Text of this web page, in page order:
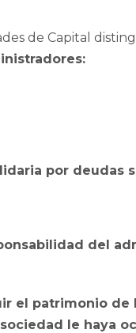
de Capital
por deudas
del
el patrimonio de
le haya